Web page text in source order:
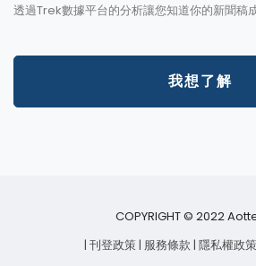
透過Trek數據平台的分析讓您知道你的新聞稿
我想了解
COPYRIGHT © 2022
| 刊登政策| 服務條款| 隱私權政策